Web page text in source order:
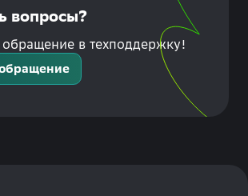
вопросы?
обращение в техподдержку!